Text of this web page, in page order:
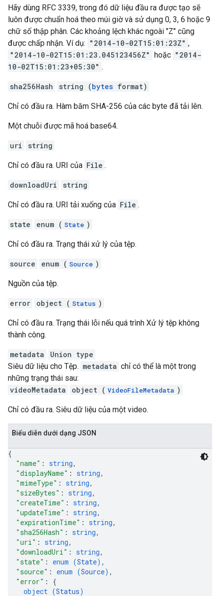
Hãy dùng RFC 3339, trong đó dữ liệu đầu ra được tạo sẽ
luôn được chuẩn hoá theo múi giờ và sử dụng 0, 3, 6 hoặc 9
chữ số thập phân. Các khoảng lệch khác ngoài "Z" cũng
được chấp nhận. Ví dụ: "2014-10-02T15:01:23Z" ,
"2014-10-02T15:01:23.045123456Z" hoặc "2014-
10-02T15:01:23+05:30" .
sha256Hash string (bytes format)
Chỉ có đầu ra. Hàm băm SHA-256 của các byte đã tải lên.
Một chuỗi được mã hoá base64.
uri string
Chỉ có đầu ra. URI của File .
downloadUri string
Chỉ có đầu ra. URI tải xuống của File .
state enum ( State )
Chỉ có đầu ra. Trạng thái xử lý của tệp.
source enum ( Source )
Nguồn của tệp.
error object ( Status )
Chỉ có đầu ra. Trạng thái lỗi nếu quá trình Xử lý tệp không
thành công.
metadata
Union type
Siêu dữ liệu cho Tệp. metadata chỉ có thể là một trong
những trạng thái sau:
videoMetadata
object ( VideoFileMetadata )
Chỉ có đầu ra. Siêu dữ liệu của một video.
Biểu diễn dưới dạng JSON
{
"name" : string,
"displayName" : string,
"mimeType" : string,
"sizeBytes" : string,
"createTime" : string,
"updateTime" : string,
"expirationTime" : string,
"sha256Hash" : string,
"uri" : string,
"downloadUri" : string,
"state" : enum (State) ,
"source" : enum (Source) ,
"error" : {
object (Status)